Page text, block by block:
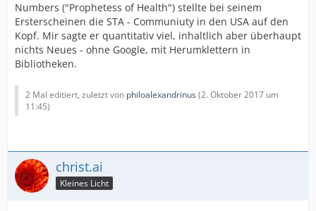
Numbers ("Prophetess of Health") stellte bei seinem
Ersterscheinen die STA - Communiuty in den USA auf den
Kopf. Mir sagte er quantitativ viel, inhaltlich aber überhaupt
nichts Neues - ohne Google, mit Herumklettern in
Bibliotheken.
2 Mal editiert, zuletzt von philoalexandrinus(2. Oktober 2017 um
11:45)
christ.ai
Kleines Licht